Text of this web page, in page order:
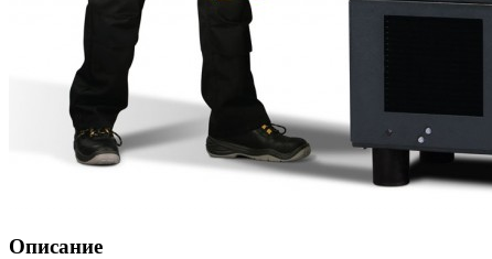
Описание